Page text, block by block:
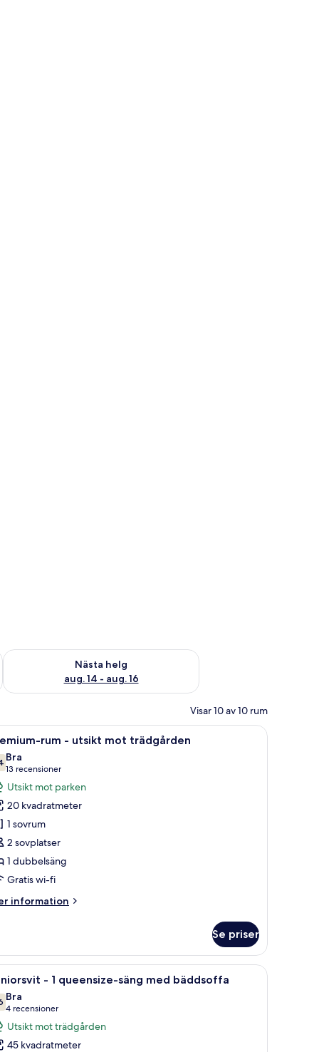
aug. 7 - aug. 9
Nästa helg
aug. 14 - aug. 16
Kontrollera tillgängligheten för nästa helg aug. 14 - aug. 16
Visar 10 av 10 rum
på väggen.
litet bord och en tv. Ett hotellrum med en säng, ett skrivbord
7 rum - utsikt mot trädgården
av 10
Bra
13 recensioner
(13 recensioner)
Utsikt mot parken
20 kvadratmeter
1 sovrum
2 sovplatser
1 dubbelsäng
Gratis wi-fi
information
Se priser
en lampa och utsikt över byggnader genom ett stort fönster.
Ett hotellrum med en säng, ett skrivbord, en
8 - 1 queensize-säng med bäddsoffa
av 10
Bra
4 recensioner
(4 recensioner)
Utsikt mot trädgården
45 kvadratmeter